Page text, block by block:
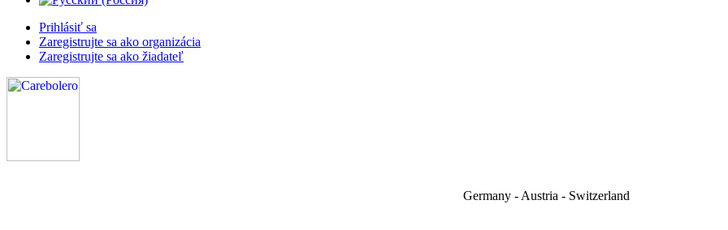
Prihlásiť sa
Zaregistrujte sa ako organizácia
Zaregistrujte sa ako žiadateľ
Germany - Austria - Switzerland